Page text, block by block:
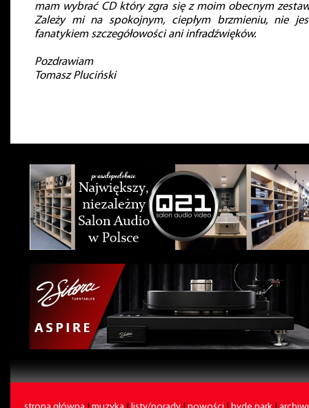
mam wybrać CD który zgra się z moim obecnym
Zależy mi na spokojnym, ciepłym brzmieniu, nie
fanatykiem szczegółowości ani infradźwięków.
Pozdrawiam
Tomasz Pluciński